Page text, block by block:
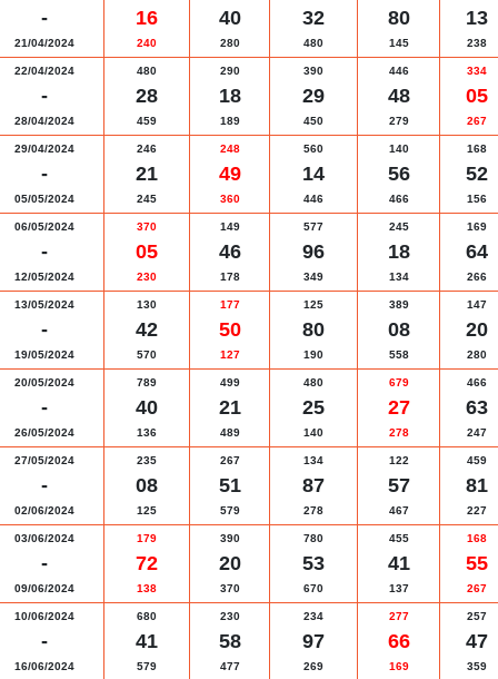
-
21/04/2024
16
240
40
280
32
480
80
145
13
238
22/04/2024
-
28/04/2024
480
28
459
290
18
189
390
29
450
446
48
279
334
05
267
29/04/2024
-
05/05/2024
246
21
245
248
49
360
560
14
446
140
56
466
168
52
156
06/05/2024
-
12/05/2024
370
05
230
149
46
178
577
96
349
245
18
134
169
64
266
13/05/2024
-
19/05/2024
130
42
570
177
50
127
125
80
190
389
08
558
147
20
280
20/05/2024
-
26/05/2024
789
40
136
499
21
489
480
25
140
679
27
278
466
63
247
27/05/2024
-
02/06/2024
235
08
125
267
51
579
134
87
278
122
57
467
459
81
227
03/06/2024
-
09/06/2024
179
72
138
390
20
370
780
53
670
455
41
137
168
55
267
10/06/2024
-
16/06/2024
680
41
579
230
58
477
234
97
269
277
66
169
257
47
359